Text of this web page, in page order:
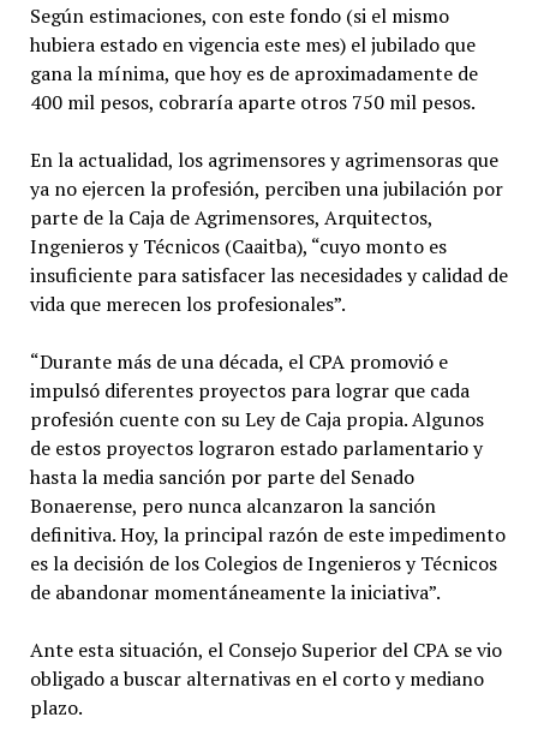
Según estimaciones, con este fondo (si el mismo
hubiera estado en vigencia este mes) el jubilado que
gana la mínima, que hoy es de aproximadamente de
400 mil pesos, cobraría aparte otros 750 mil pesos.
En la actualidad, los agrimensores y agrimensoras que
ya no ejercen la profesión, perciben una jubilación por
parte de la Caja de Agrimensores, Arquitectos,
Ingenieros y Técnicos (Caaitba), “cuyo monto es
insuficiente para satisfacer las necesidades y calidad de
vida que merecen los profesionales”.
“Durante más de una década, el CPA promovió e
impulsó diferentes proyectos para lograr que cada
profesión cuente con su Ley de Caja propia. Algunos
de estos proyectos lograron estado parlamentario y
hasta la media sanción por parte del Senado
Bonaerense, pero nunca alcanzaron la sanción
definitiva. Hoy, la principal razón de este impedimento
es la decisión de los Colegios de Ingenieros y Técnicos
de abandonar momentáneamente la iniciativa”.
Ante esta situación, el Consejo Superior del CPA se vio
obligado a buscar alternativas en el corto y mediano
plazo.